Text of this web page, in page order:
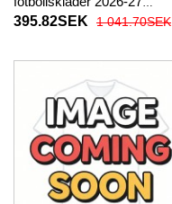
Kortärmad
395.82SEK 1 041.70SEK